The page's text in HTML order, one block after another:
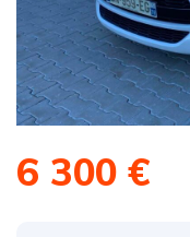
6 300 €